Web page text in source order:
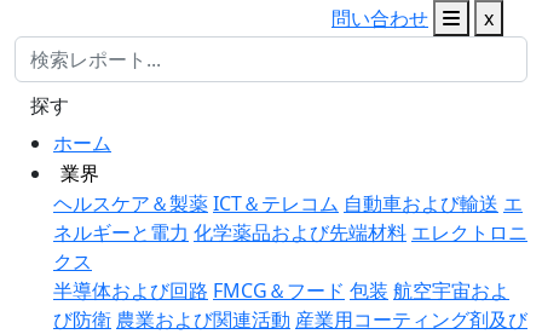
問い合わせ
x
ホーム
業界
ヘルスケア＆製薬ICT＆テレコム 自動車および輸送 エ
ネルギーと電力 化学薬品および先端材料 エレクトロニ
クス
半導体および回路 FMCG＆フード 包装 航空宇宙およ
び防衛 農業および関連活動 産業用コーティング剤及び
探す